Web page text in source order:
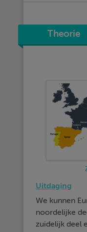
Theorie
Uitdaging
We kunnen
noordelijke
zuidelijk deel